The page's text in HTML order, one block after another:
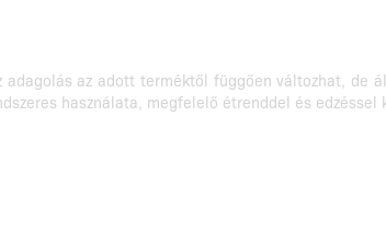
az adott terméktől függően változhat, de
használata, megfelelő étrenddel és